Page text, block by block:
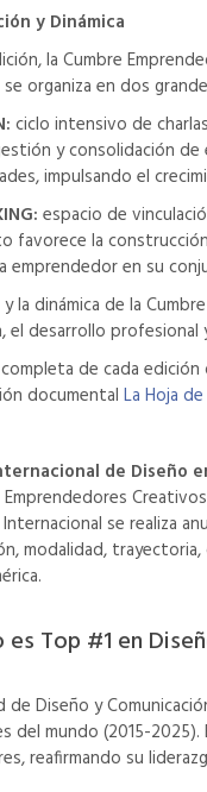
y Dinámica
la Cumbre
se organiza en dos
ciclo intensivo de
y consolidación
impulsando el
espacio de
favorece la
emprendedor en su
la dinámica de la
el desarrollo
de cada
documental La Hoja
de Diseño
Emprendedores
Internacional se realiza
modalidad,
es Top #1 en
de Diseño y
del mundo (2015-
reafirmando su